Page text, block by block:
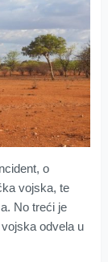
o
vojska, te
No treći je
odvela u